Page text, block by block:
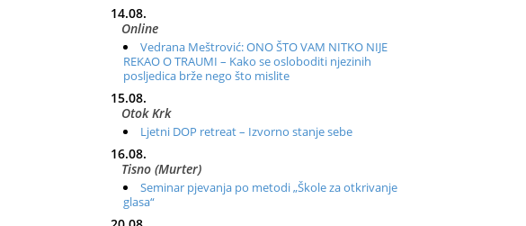
14.08.
Online
Vedrana Meštrović: ONO ŠTO VAM NITKO NIJE
REKAO O TRAUMI – Kako se osloboditi njezinih
posljedica brže nego što mislite
15.08.
Otok Krk
Ljetni DOP retreat – Izvorno stanje sebe
16.08.
Tisno (Murter)
Seminar pjevanja po metodi „Škole za otkrivanje
glasa“